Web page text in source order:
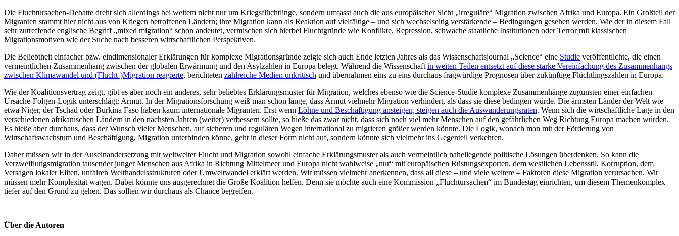
Die Fluchtursachen-Debatte dreht sich allerdings bei weitem nicht nur um Kriegsflüchtlinge, sondern umfasst auch die aus europäischer Sicht „irreguläre“ Migration zwischen Afrika und Europa. Ein Großteil der
Migranten stammt hier nicht aus von Kriegen betroffenen Ländern; ihre Migration kann als Reaktion auf vielfältige – und sich wechselseitig verstärkende – Bedingungen gesehen werden. Wie der in diesem Fall
sehr zutreffende englische Begriff „mixed migration“ schon andeutet, vermischen sich hierbei Fluchtgründe wie Konflikte, Repression, schwache staatliche Institutionen oder Terror mit klassischen
Migrationsmotiven wie der Suche nach besseren wirtschaftlichen Perspektiven.
Die Beliebtheit einfacher bzw. eindimensionaler Erklärungen für komplexe Migrationsgründe zeigte sich auch Ende letzten Jahres als das Wissenschaftsjournal „Science“ eine Studie veröffentlichte, die einen
vermeintlichen Zusammenhang zwischen der globalen Erwärmung und den Asylzahlen in Europa belegt. Während die Wissenschaft in weiten Teilen entsetzt auf diese starke Vereinfachung des Zusammenhangs
zwischen Klimawandel und (Flucht-)Migration reagierte, berichteten zahlreiche Medien unkritisch und übernahmen eins zu eins durchaus fragwürdige Prognosen über zukünftige Flüchtlingszahlen in Europa.
Wie der Koalitionsvertrag zeigt, gibt es aber noch ein anderes, sehr beliebtes Erklärungsmuster für Migration, welches ebenso wie die Science-Studie komplexe Zusammenhänge zugunsten einer einfachen
Ursache-Folgen-Logik unterschlägt: Armut. In der Migrationsforschung weiß man schon lange, dass Armut vielmehr Migration verhindert, als dass sie diese bedingen würde. Die ärmsten Länder der Welt wie
etwa Niger, der Tschad oder Burkina Faso haben kaum internationale Migranten. Erst wenn Löhne und Beschäftigung ansteigen, steigen auch die Auswanderungsraten. Wenn sich die wirtschaftliche Lage in den
verschiedenen afrikanischen Ländern in den nächsten Jahren (weiter) verbessern sollte, so hieße das zwar nicht, dass sich noch viel mehr Menschen auf den gefährlichen Weg Richtung Europa machen würden.
Es hieße aber durchaus, dass der Wunsch vieler Menschen, auf sicheren und regulären Wegen international zu migrieren größer werden könnte. Die Logik, wonach man mit der Förderung von
Wirtschaftswachstum und Beschäftigung, Migration unterbinden könne, geht in dieser Form nicht auf, sondern könnte sich vielmehr ins Gegenteil verkehren.
Daher müssen wir in der Auseinandersetzung mit weltweiter Flucht und Migration sowohl einfache Erklärungsmuster als auch vermeintlich naheliegende politische Lösungen überdenken. So kann die
Verzweiflungsmigration tausender junger Menschen aus Afrika in Richtung Mittelmeer und Europa nicht wahlweise „nur“ mit europäischen Rüstungsexporten, dem westlichen Lebensstil, Korruption, dem
Versagen lokaler Eliten, unfairen Welthandelsstrukturen oder Umweltwandel erklärt werden. Wir müssen vielmehr anerkennen, dass all diese – und viele weitere – Faktoren diese Migration verursachen. Wir
müssen mehr Komplexität wagen. Dabei könnte uns ausgerechnet die Große Koalition helfen. Denn sie möchte auch eine Kommission „Fluchtursachen“ im Bundestag einrichten, um diesem Themenkomplex
tiefer auf den Grund zu gehen. Das sollten wir durchaus als Chance begreifen.
Über die Autoren